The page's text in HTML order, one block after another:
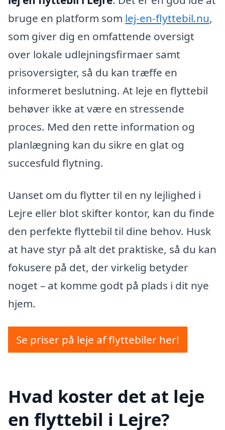
bruge en platform som lej-en-flyttebil.nu,
som giver dig en omfattende oversigt
over lokale udlejningsfirmaer samt
prisoversigter, så du kan træffe en
informeret beslutning. At leje en flyttebil
behøver ikke at være en stressende
proces. Med den rette information og
planlægning kan du sikre en glat og
succesfuld flytning.
Uanset om du flytter til en ny lejlighed i
Lejre eller blot skifter kontor, kan du finde
den perfekte flyttebil til dine behov. Husk
at have styr på alt det praktiske, så du kan
fokusere på det, der virkelig betyder
noget – at komme godt på plads i dit nye
hjem.
Se priser på leje af flyttebiler her!
Hvad koster det at leje
en flyttebil i Lejre?